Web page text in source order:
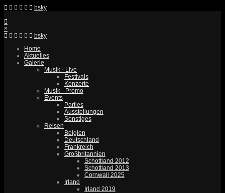
bsky
×
bsky
Home
Aktuelles
Galerie
Musik - Live
Festivals
Konzerte
Musik - Promo
Events
Parties
Ausstellungen
Sonstiges
Reisen
Belgien
Deutschland
Frankreich
Großbritannien
Schottland 2012
Schottland 2013
Cornwall 2025
Irland
Irland 2019